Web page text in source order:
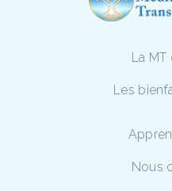
La
Les
Nous